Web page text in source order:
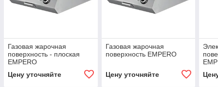
Газовая жарочная
поверхность - плоская
EMPERO
Цену уточняйте
Газовая жарочная
поверхность EMPERO
Цену уточняйте